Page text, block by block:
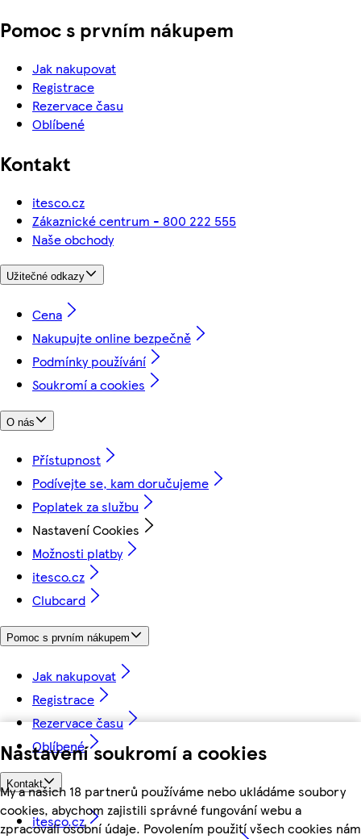
Nastavení soukromí a cookies
My a našich 18 partnerů používáme nebo ukládáme soubory
cookies, abychom zajistili správné fungování webu a
zpracovali osobní údaje. Povolením použití všech cookies nám
Pomoc s prvním nákupem
Jak nakupovat
Registrace
Rezervace času
Oblíbené
Kontakt
itesco.cz
Zákaznické centrum - 800 222 555
Naše obchody
Užitečné odkazy
Cena
Nakupujte online bezpečně
Podmínky používání
Soukromí a cookies
O nás
Přístupnost
Podívejte se, kam doručujeme
Poplatek za službu
Nastavení Cookies
Možnosti platby
itesco.cz
Clubcard
Pomoc s prvním nákupem
Jak nakupovat
Registrace
Rezervace času
Oblíbené
Kontakt
itesco.cz